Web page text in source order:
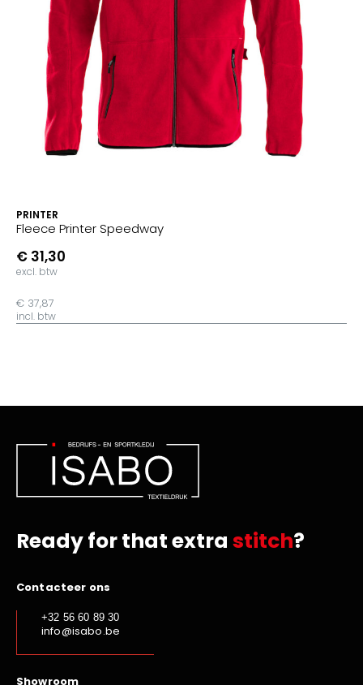
PRINTER
Fleece Printer Speedway
€ 31,30
excl. btw
€ 37,87
incl. btw
Ready for that extra stitch?
Contacteer ons
+32 56 60 89 30
info@isabo.be
Showroom